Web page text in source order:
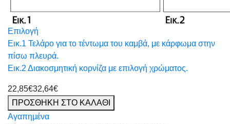
Επιλογή
Εικ.1 Τελάρο για το τέντωμα του καμβά, με κάρφωμα στην
πίσω πλευρά.
Εικ.2 Διακοσμητική κορνίζα με επιλογή χρώματος.
22,85€32,64€
ΠΡΟΣΘΗΚΗ ΣΤΟ ΚΑΛΑΘΙ
Αγαπημένα